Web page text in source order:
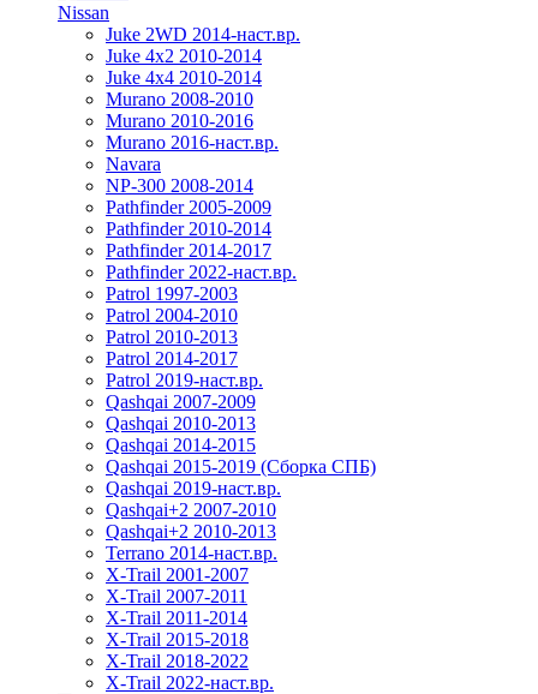
Nissan
Juke 2WD 2014-наст.вр.
Juke 4x2 2010-2014
Juke 4x4 2010-2014
Murano 2008-2010
Murano 2010-2016
Murano 2016-наст.вр.
Navara
NP-300 2008-2014
Pathfinder 2005-2009
Pathfinder 2010-2014
Pathfinder 2014-2017
Pathfinder 2022-наст.вр.
Patrol 1997-2003
Patrol 2004-2010
Patrol 2010-2013
Patrol 2014-2017
Patrol 2019-наст.вр.
Qashqai 2007-2009
Qashqai 2010-2013
Qashqai 2014-2015
Qashqai 2015-2019 (Сборка СПБ)
Qashqai 2019-наст.вр.
Qashqai+2 2007-2010
Qashqai+2 2010-2013
Terrano 2014-наст.вр.
X-Trail 2001-2007
X-Trail 2007-2011
X-Trail 2011-2014
X-Trail 2015-2018
X-Trail 2018-2022
X-Trail 2022-наст.вр.